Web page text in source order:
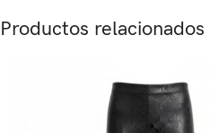
Productos relacionados